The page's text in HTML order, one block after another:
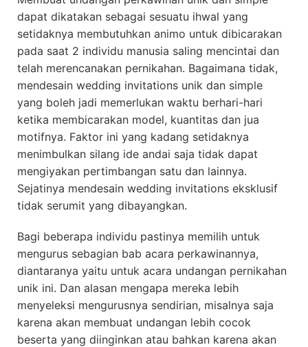
dapat dikatakan sebagai sesuatu ihwal yang
setidaknya membutuhkan animo untuk dibicarakan
pada saat 2 individu manusia saling mencintai dan
telah merencanakan pernikahan. Bagaimana tidak,
mendesain wedding invitations unik dan simple
yang boleh jadi memerlukan waktu berhari-hari
ketika membicarakan model, kuantitas dan jua
motifnya. Faktor ini yang kadang setidaknya
menimbulkan silang ide andai saja tidak dapat
mengiyakan pertimbangan satu dan lainnya.
Sejatinya mendesain wedding invitations eksklusif
tidak serumit yang dibayangkan.
Bagi beberapa individu pastinya memilih untuk
mengurus sebagian bab acara perkawinannya,
diantaranya yaitu untuk acara undangan pernikahan
unik ini. Dan alasan mengapa mereka lebih
menyeleksi mengurusnya sendirian, misalnya saja
karena akan membuat undangan lebih cocok
beserta yang diinginkan atau bahkan karena akan